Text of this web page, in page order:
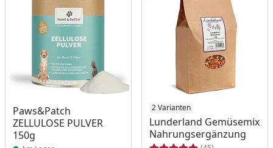
Paws&Patch
ZELLULOSE PULVER
150g
Produkt am Lager 2 Varianten
Lunderland Gemüsemix
Nahrungsergänzung
Produkt am Lager